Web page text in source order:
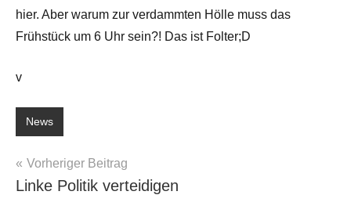
hier. Aber warum zur verdammten Hölle muss das
Frühstück um 6 Uhr sein?! Das ist Folter;D
v
News
Beitragsnavigation
Vorheriger Beitrag
Linke Politik verteidigen